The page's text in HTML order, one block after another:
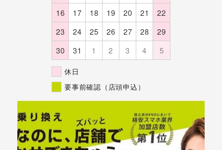
16
17 18 19 20 21
22
23
24 25 26 27 28
29
30
31 1 2 3 4 5
休日
要事前確認（店頭申込）